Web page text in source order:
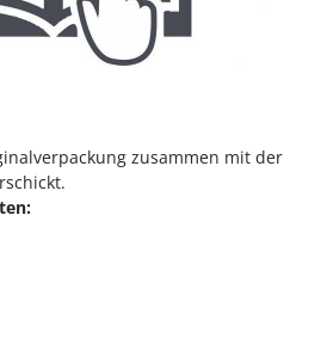
zusammen mit der